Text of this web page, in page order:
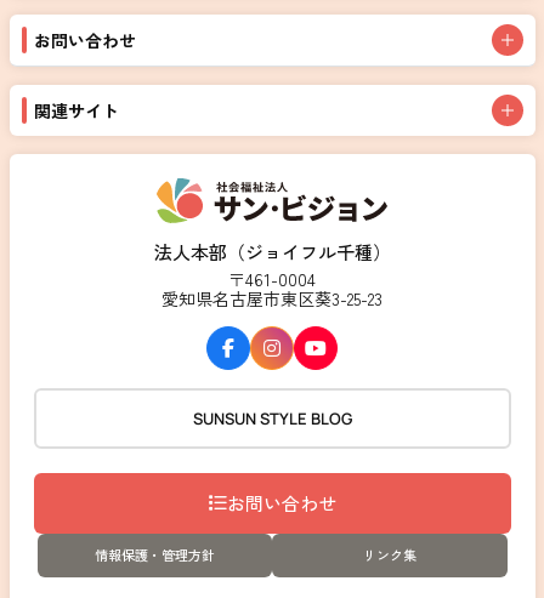
法人本部（ジョイフル千種）
〒461-0004
愛知県名古屋市東区葵3-25-23
SUNSUN STYLE BLOG
お問い合わせ
情報保護・管理方針 リンク集
お問い合わせ
関連サイト